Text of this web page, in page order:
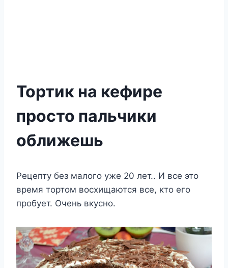
Тортик на кефире
просто пальчики
оближешь
Рецепту без малого уже 20 лет.. И все это
время тортом восхищаются все, кто его
пробует. Очень вкусно.